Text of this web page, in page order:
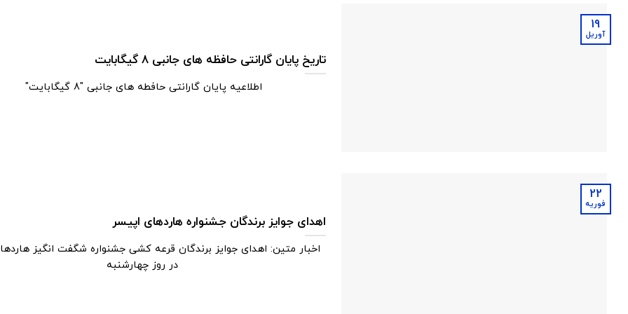
تاریخ پایان گارانتی حافظه های جانبی 8 گیگابایت
اطلاعیه پایان گارانتی حافطه های جانبی "8 گیگابایت"
19
آوریل
اهدای جوایز برندگان جشنواره هاردهای اپیسر
اخبار متین: اهدای جوایز برندگان قرعه کشی جشنواره شگفت انگیز
در روز چهارشنبه
22
فوریه